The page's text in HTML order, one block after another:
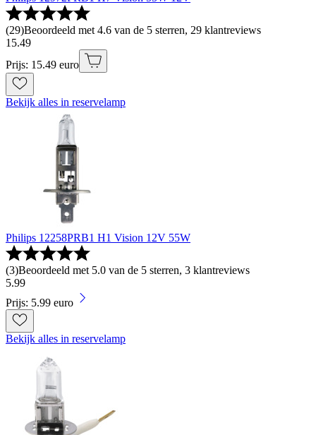
(29)Beoordeeld met 4.6 van de 5 sterren, 29 klantreviews
15.49
Prijs: 15.49 euro
Bekijk alles in reservelamp
Philips 12258PRB1 H1 Vision 12V 55W
(3)Beoordeeld met 5.0 van de 5 sterren, 3 klantreviews
5.99
Prijs: 5.99 euro
Bekijk alles in reservelamp